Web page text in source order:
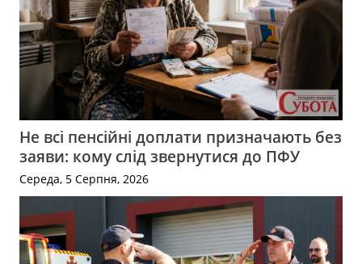
Не всі пенсійні доплати призначають без
заяви: кому слід звернутися до ПФУ
Середа, 5 Серпня, 2026